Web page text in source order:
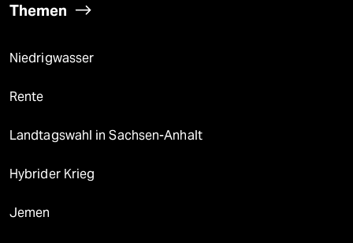
Themen
Niedrigwasser
Rente
Landtagswahl in Sachsen-Anhalt
Hybrider Krieg
Jemen